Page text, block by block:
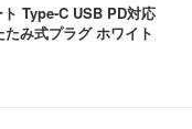
Type-C USB PD対応
み式プラグ ホワイト